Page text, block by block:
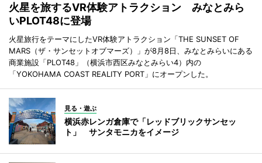
火星を旅するVR体験アトラクション みなとみら
いPLOT48に登場
火星旅行をテーマにしたVR体験アトラクション「THE SUNSET OF
MARS（ザ・サンセットオブマーズ）」が8月8日、みなとみらいにある
商業施設「PLOT48」（横浜市西区みなとみらい4）内の
「YOKOHAMA COAST REALITY PORT」にオープンした。
見る・遊ぶ
横浜赤レンガ倉庫で「レッドブリックサンセッ
ト」 サンタモニカをイメージ